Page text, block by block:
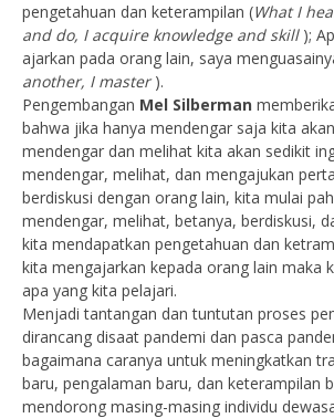
pengetahuan dan keterampilan (What I
and do, I acquire knowledge and skill );
ajarkan pada orang lain, saya
another, I master).
Pengembangan Mel Silberman
bahwa jika hanya mendengar saja kita
mendengar dan melihat kita akan sedikit
mendengar, melihat, dan mengajukan
berdiskusi dengan orang lain, kita mulai
mendengar, melihat, betanya, berdiskusi,
kita mendapatkan pengetahuan dan
kita mengajarkan kepada orang lain maka
apa yang kita pelajari.
Menjadi tantangan dan tuntutan proses
dirancang disaat pandemi dan pasca
bagaimana caranya untuk meningkatkan
baru, pengalaman baru, dan keterampilan
mendorong masing-masing individu